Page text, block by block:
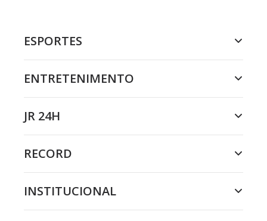
ESPORTES
ENTRETENIMENTO
JR 24H
RECORD
INSTITUCIONAL